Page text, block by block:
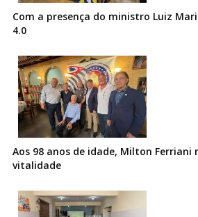
Com a presença do ministro Luiz
4.0
Aos 98 anos de idade, Milton Ferriani
vitalidade